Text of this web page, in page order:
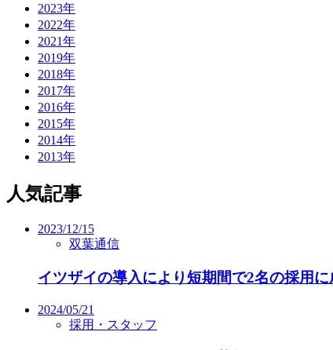
2023年
2022年
2021年
2019年
2018年
2017年
2016年
2015年
2014年
2013年
人気記事
2023/12/15
双葉通信
イツザイの導入により短期間で2名の採用
2024/05/21
採用・スタッフ